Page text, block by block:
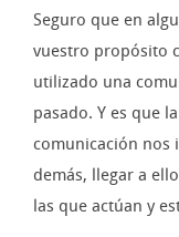
Seguro que en
vuestro propósito
utilizado una
pasado. Y es que
comunicación nos
demás, llegar a
las que actúan y